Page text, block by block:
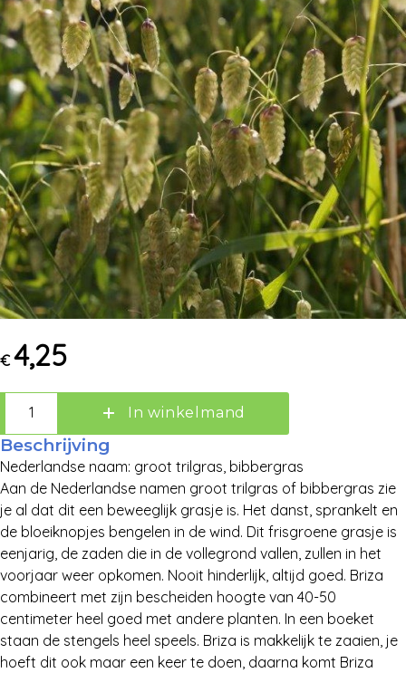
€ 4,25
In winkelmand
Beschrijving
Nederlandse naam: groot trilgras, bibbergras
Aan de Nederlandse namen groot trilgras of bibbergras zie
je al dat dit een beweeglijk grasje is. Het danst, sprankelt en
de bloeiknopjes bengelen in de wind. Dit frisgroene grasje is
eenjarig, de zaden die in de vollegrond vallen, zullen in het
voorjaar weer opkomen. Nooit hinderlijk, altijd goed. Briza
combineert met zijn bescheiden hoogte van 40-50
centimeter heel goed met andere planten. In een boeket
staan de stengels heel speels. Briza is makkelijk te zaaien, je
hoeft dit ook maar een keer te doen, daarna komt Briza
Zoeken